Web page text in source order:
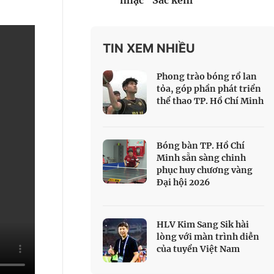
TIN XEM NHIỀU
Phong trào bóng rổ lan
tỏa, góp phần phát triển
thể thao TP. Hồ Chí Minh
Bóng bàn TP. Hồ Chí
Minh sẵn sàng chinh
phục huy chương vàng
Đại hội 2026
HLV Kim Sang Sik hài
lòng với màn trình diễn
của tuyển Việt Nam